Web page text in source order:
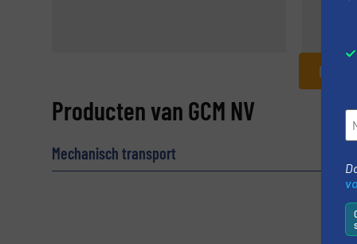
Informatie aanvragen
Producten van GCM NV
Mechanisch transport